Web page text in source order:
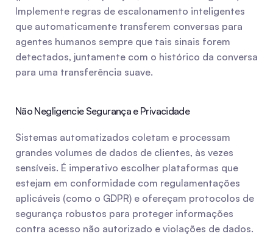
Implemente regras de escalonamento inteligentes
que automaticamente transferem conversas para
agentes humanos sempre que tais sinais forem
detectados, juntamente com o histórico da conversa
para uma transferência suave.
Não Negligencie Segurança e Privacidade
Sistemas automatizados coletam e processam
grandes volumes de dados de clientes, às vezes
sensíveis. É imperativo escolher plataformas que
estejam em conformidade com regulamentações
aplicáveis (como o GDPR) e ofereçam protocolos de
segurança robustos para proteger informações
contra acesso não autorizado e violações de dados.